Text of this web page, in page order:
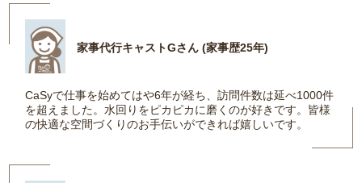
家事代行キャストGさん (家事歴25年)
CaSyで仕事を始めてはや6年が経ち、訪問件数は延べ1000件
を超えました。水回りをピカピカに磨くのが好きです。皆様
の快適な空間づくりのお手伝いができれば嬉しいです。